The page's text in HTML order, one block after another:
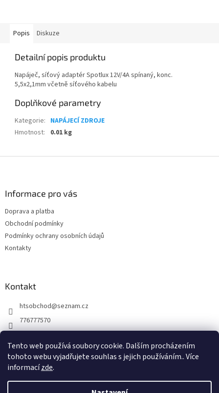
Tento web používá soubory cookie. Dalším procházením
tohoto webu vyjadřujete souhlas s jejich používáním.. Více
informacízde.
Popis Diskuze
Detailní popis produktu
Napáječ, síťový adaptér Spotlux 12V/4A spínaný, konc.
5,5x2,1mm včetně síťového kabelu
Doplňkové parametry
Kategorie: NAPÁJECÍ ZDROJE
Hmotnost: 0.01 kg
Informace pro vás
Doprava a platba
Obchodní podmínky
Podmínky ochrany osobních údajů
Kontakty
Kontakt
htsobchod@seznam.cz
776777570
https://www.facebook.com/Elektro-Vr%C5%A1ovick%C3%A1-229
214624677338